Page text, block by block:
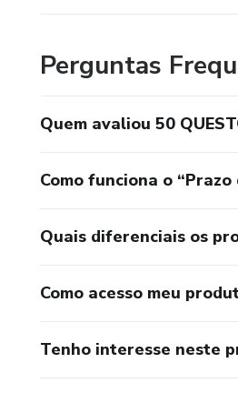
Perguntas
Quem avaliou 50
Como funciona o
Quais diferenciais os
Como acesso meu
Tenho interesse neste